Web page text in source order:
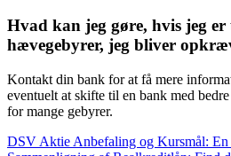
Hvad kan jeg gøre, hvis jeg er
hævegebyrer, jeg bliver
Kontakt din bank for at få mere
eventuelt at skifte til en bank med
for mange gebyrer.
DSV Aktie Anbefaling og Kursmål: En